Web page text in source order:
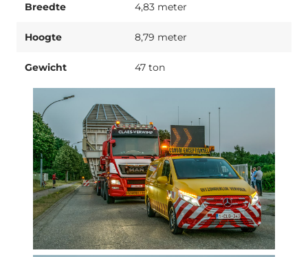
Breedte 4,83 meter
Hoogte 8,79 meter
Gewicht 47 ton